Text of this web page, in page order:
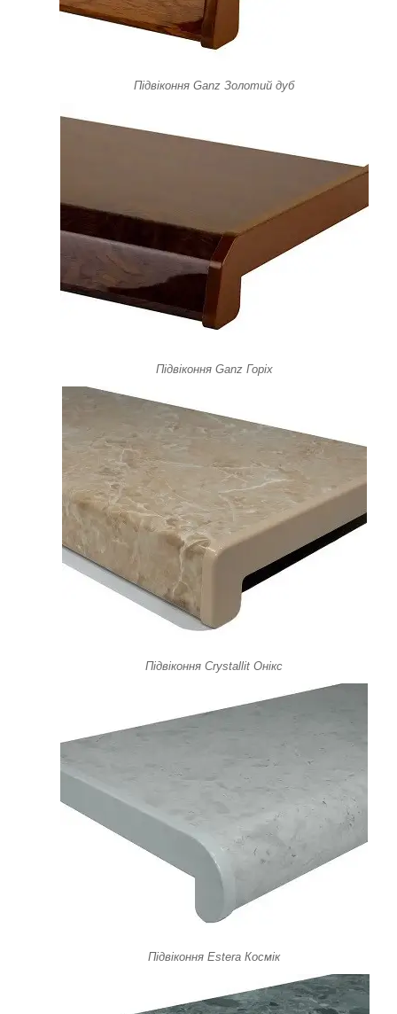
Підвіконня Ganz Золотий дуб
Підвіконня Ganz Горіх
Підвіконня Crystallit Онікс
Підвіконня Estera Космік